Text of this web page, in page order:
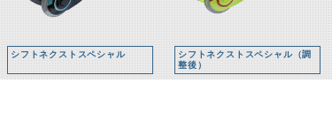
シフトネクストスペシャル
シフトネクストスペシャル（調
整後）